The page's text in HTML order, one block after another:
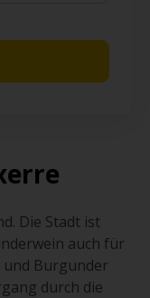
Die Stadt ist
auch für
Burgunder
durch die